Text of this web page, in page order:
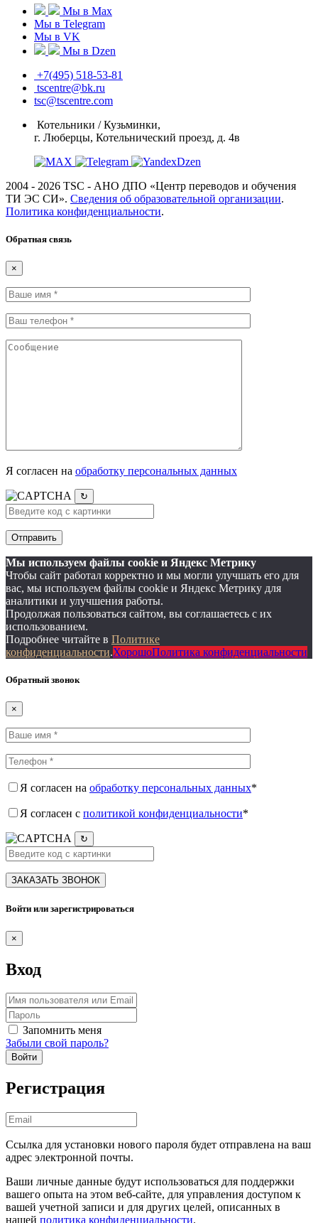
Мы в Max
Мы в Telegram
Мы в VK
Мы в Dzen
+7(495) 518-53-81
tscentre@bk.ru
tsc@tscentre.com
Котельники / Кузьминки,
г. Люберцы, Котельнический проезд, д. 4в
2004 - 2026 TSC - АНО ДПО «Центр переводов и обучения
ТИ ЭС СИ». Сведения об образовательной организации.
Политика конфиденциальности.
Обратная связь
×
Я согласен на обработку персональных данных
↻
Мы используем файлы cookie и Яндекс Метрику
Чтобы сайт работал корректно и мы могли улучшать его для
вас, мы используем файлы cookie и Яндекс Метрику для
аналитики и улучшения работы.
Продолжая пользоваться сайтом, вы соглашаетесь с их
использованием.
Подробнее читайте в Политике
конфиденциальности.ХорошоПолитика конфиденциальности
Обратный звонок
×
Я согласен на обработку персональных данных*
Я согласен c политикой конфиденциальности*
↻
Войти или зарегистрироваться
×
Вход
Запомнить меня
Забыли свой пароль?
Войти
Регистрация
Ссылка для установки нового пароля будет отправлена ​​на ваш
адрес электронной почты.
Ваши личные данные будут использоваться для поддержки
вашего опыта на этом веб-сайте, для управления доступом к
вашей учетной записи и для других целей, описанных в
нашей политика конфиденциальности.